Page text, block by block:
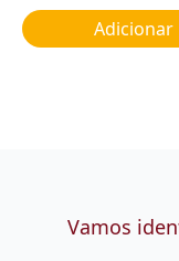
Adicionar
Vamos